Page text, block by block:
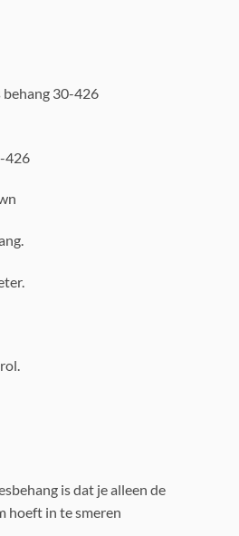
behang 30-426
426
is dat je alleen de
hoeft in te smeren